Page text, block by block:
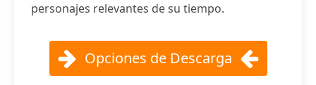
personajes relevantes de su tiempo.
Opciones de Descarga